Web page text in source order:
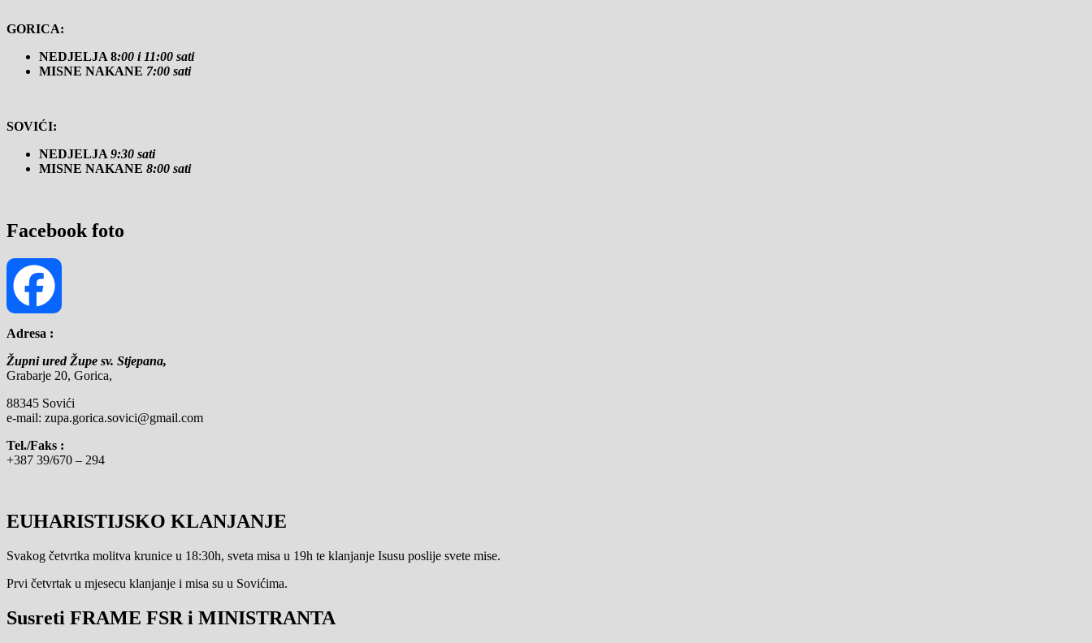
GORICA:
NEDJELJA 8:00 i 11:00 sati
MISNE NAKANE 7:00 sati
SOVIĆI:
NEDJELJA 9:30 sati
MISNE NAKANE 8:00 sati
Facebook foto
Facebook
Adresa :
Župni ured Župe sv. Stjepana,
Grabarje 20, Gorica,
88345 Sovići
e-mail: zupa.gorica.sovici@gmail.com
Tel./Faks :
+387 39/670 – 294
EUHARISTIJSKO KLANJANJE
Svakog četvrtka molitva krunice u 18:30h, sveta misa u 19h te klanjanje Isusu poslije svete mise.
Prvi četvrtak u mjesecu klanjanje i misa su u Sovićima.
Susreti FRAME FSR i MINISTRANTA